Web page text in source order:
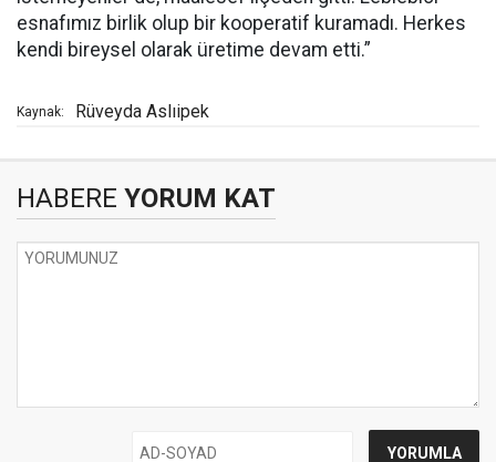
esnafımız birlik olup bir kooperatif kuramadı. Herkes
kendi bireysel olarak üretime devam etti.”
Kaynak: Rüveyda Aslıipek
HABERE YORUM KAT